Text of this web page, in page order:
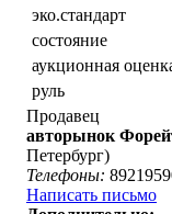
эко.стандарт
состояние
аукционная
руль
Продавец
авторынок
Петербург)
Телефоны:
Написать письмо